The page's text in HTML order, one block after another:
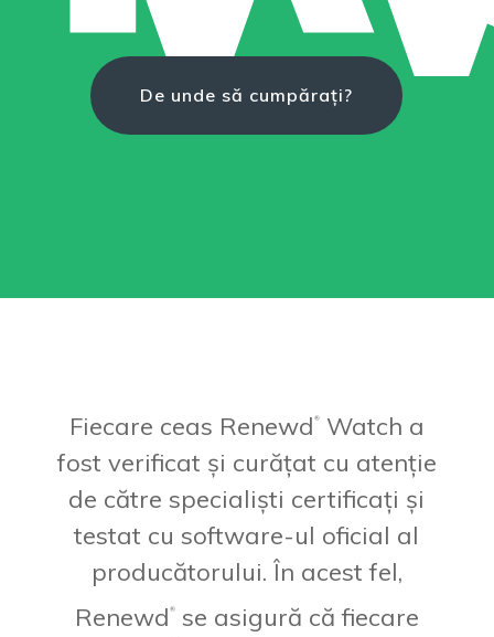
De unde să cumpărați?
Fiecare ceas Renewd ®Watch a
fost verificat și curățat cu atenție
de către specialiști certificați și
testat cu software-ul oficial al
producătorului. În acest fel,
Renewd ®se asigură că fiecare